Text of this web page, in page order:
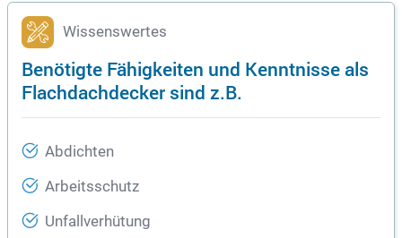
Wissenswertes
Benötigte Fähigkeiten und Kenntnisse als
Flachdachdecker sind z.B.
Abdichten
Arbeitsschutz
Unfallverhütung